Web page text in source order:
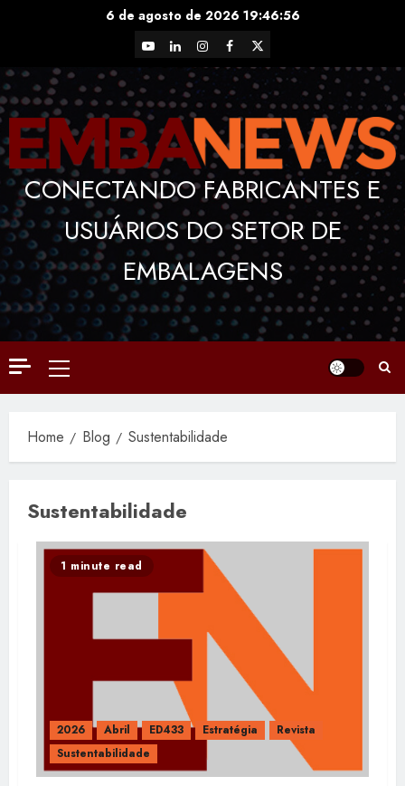
6 de agosto de 202619:46:57
YouTubeLinkedInInstagram
Facebook
X
CONECTANDO FABRICANTES E
USUÁRIOS DO SETOR DE
EMBALAGENS
Primary
Menu
Home Blog Sustentabilidade
Sustentabilidade
1 minute read
2026 Abril ED433 Estratégia
Revista
Sustentabilidade